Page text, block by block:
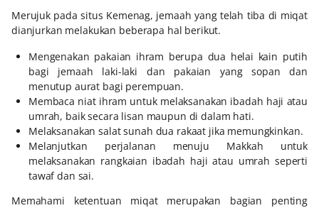
Merujuk pada situs Kemenag, jemaah yang telah tiba di miqat
dianjurkan melakukan beberapa hal berikut.
Mengenakan pakaian ihram berupa dua helai kain putih
bagi jemaah laki-laki dan pakaian yang sopan dan
menutup aurat bagi perempuan.
Membaca niat ihram untuk melaksanakan ibadah haji atau
umrah, baik secara lisan maupun di dalam hati.
Melaksanakan salat sunah dua rakaat jika memungkinkan.
Melanjutkan perjalanan menuju Makkah untuk
melaksanakan rangkaian ibadah haji atau umrah seperti
tawaf dan sai.
Memahami ketentuan miqat merupakan bagian penting